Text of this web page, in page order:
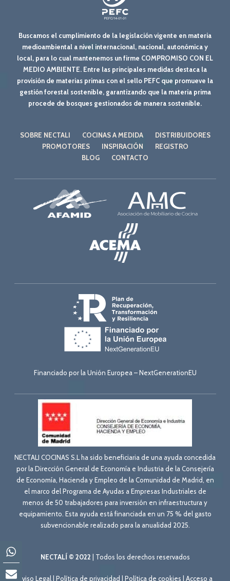
Buscamos el cumplimiento de la legislación vigente en materia
medioambiental a nivel internacional, nacional, autonómica y
local, para lo cual mantenemos un firme COMPROMISO CON EL
MEDIO AMBIENTE. Entre las principales medidas destaca la
provisión de materias primas con el sello PEFC que promueve la
gestión forestal sostenible, garantizando que la materia prima
procede de bosques gestionados de manera sostenible.
SOBRE NECTALI COCINAS A MEDIDA
DISTRIBUIDORES
PROMOTORES
INSPIRACIÓN
REGISTRO
BLOG
CONTACTO
Financiado por la Unión Europea – NextGenerationEU
NECTALI COCINAS S.L ha sido beneficiaria de una ayuda concedida
por la Dirección General de Economía e Industria de la Consejería
de Economía, Hacienda y Empleo de la Comunidad de Madrid, en
el marco del Programa de Ayudas a Empresas Industriales de
menos de 50 trabajadores para inversión en infraestructura y
equipamiento. Esta ayuda está financiada en un 75 % del gasto
subvencionable realizado para la anualidad 2025.
NECTALÍ © 2022 | Todos los derechos reservados
Aviso Legal| Política de privacidad Política de cookies Acceso a